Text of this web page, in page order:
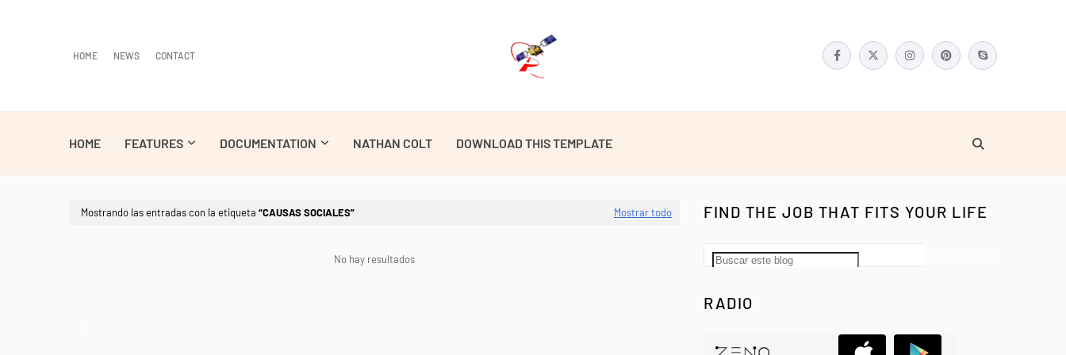
HOME NEWS CONTACT
HOME FEATURES DOCUMENTATION NATHAN COLT DOWNLOAD THIS TEMPLATE
Mostrando las entradas con la etiqueta CAUSAS SOCIALES Mostrar todo
No hay resultados
FIND THE JOB THAT FITS YOUR LIFE
RADIO